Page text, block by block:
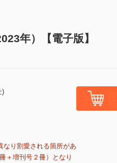
年）【電子版】
)
なり割愛される箇所があ
＋増刊号２冊）となり